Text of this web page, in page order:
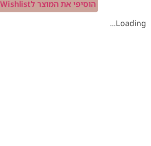
Loading...
הוסיפי את המוצר לWishlist